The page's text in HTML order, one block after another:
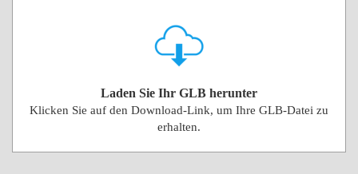
Laden Sie Ihr GLB herunter
Klicken Sie auf den Download-Link, um Ihre GLB-Datei zu
erhalten.